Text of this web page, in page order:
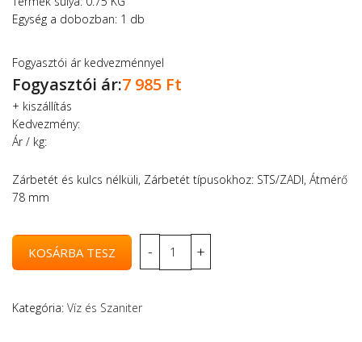
Egység a dobozban: 1 db
Fogyasztói ár kedvezménnyel
Fogyasztói ár:7 985 Ft
+ kiszállítás
Kedvezmény:
Ár / kg:
Zárbetét és kulcs nélküli, Zárbetét típusokhoz: STS/ZADI, Átmérő
78 mm
Kategória: Víz és Szaniter